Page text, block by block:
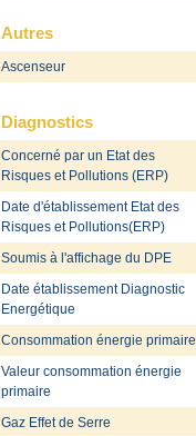
Autres
Ascenseur
Diagnostics
Concerné par un Etat des
Risques et Pollutions (ERP)
Date d'établissement Etat des
Risques et Pollutions(ERP)
Soumis à l'affichage du DPE
Date établissement Diagnostic
Energétique
Consommation énergie primaire
Valeur consommation énergie
primaire
Gaz Effet de Serre